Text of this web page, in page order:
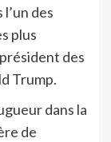
des
plus
des
Trump.
dans la
de